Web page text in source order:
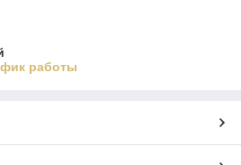
работы